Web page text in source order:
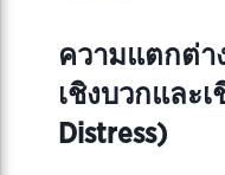
ความแตกต่า
เชิงบวกและเ
Distress)